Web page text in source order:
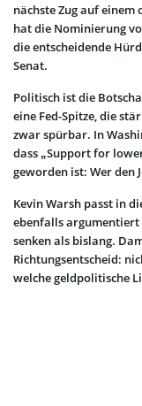
nächste Zug auf
hat die Nominierung
die entscheidende
Senat.
Politisch ist die
eine Fed-Spitze, die
zwar spürbar. In
dass „Support for
geworden ist: Wer den
Kevin Warsh passt in
ebenfalls argumentiert
senken als bislang.
Richtungsentscheid:
welche geldpolitische